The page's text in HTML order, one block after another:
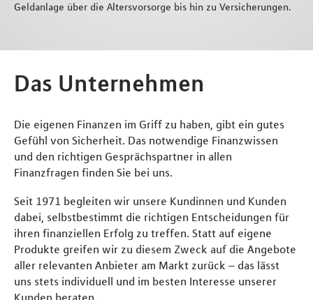
Geldanlage über die Altersvorsorge bis hin zu Versicherungen.
Das Unternehmen
Die eigenen Finanzen im Griff zu haben, gibt ein gutes
Gefühl von Sicherheit. Das notwendige Finanzwissen
und den richtigen Gesprächspartner in allen
Finanzfragen finden Sie bei uns.
Seit 1971 begleiten wir unsere Kundinnen und Kunden
dabei, selbstbestimmt die richtigen Entscheidungen für
ihren finanziellen Erfolg zu treffen. Statt auf eigene
Produkte greifen wir zu diesem Zweck auf die Angebote
aller relevanten Anbieter am Markt zurück – das lässt
uns stets individuell und im besten Interesse unserer
Kunden beraten.